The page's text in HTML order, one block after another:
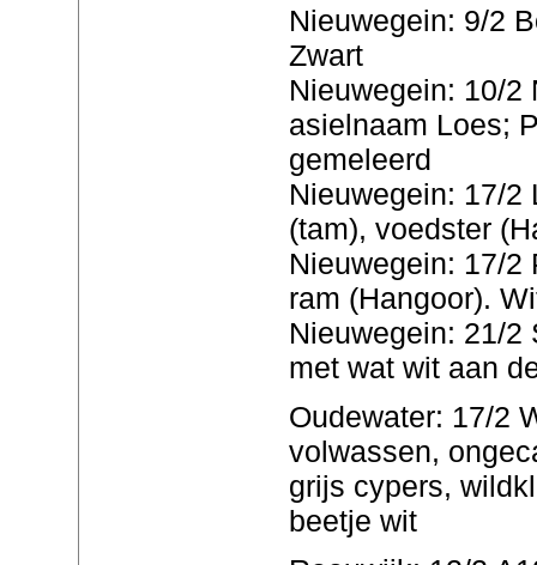
Nieuwegein: 9/2
Zwart
Nieuwegein: 10/2
asielnaam Loes;
gemeleerd
Nieuwegein: 17/2
(tam), voedster
Nieuwegein: 17/2
ram (Hangoor).
Nieuwegein: 21/2
met wat wit aan
Oudewater: 17/2
volwassen,
grijs cypers,
beetje wit